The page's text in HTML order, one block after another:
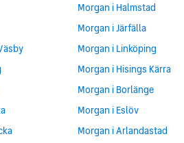
Morgan i Halmstad
Morgan i Järfälla
Morgan i Linköping
Morgan i Hisings Kärra
Morgan i Borlänge
Morgan i Eslöv
Morgan i Arlandastad